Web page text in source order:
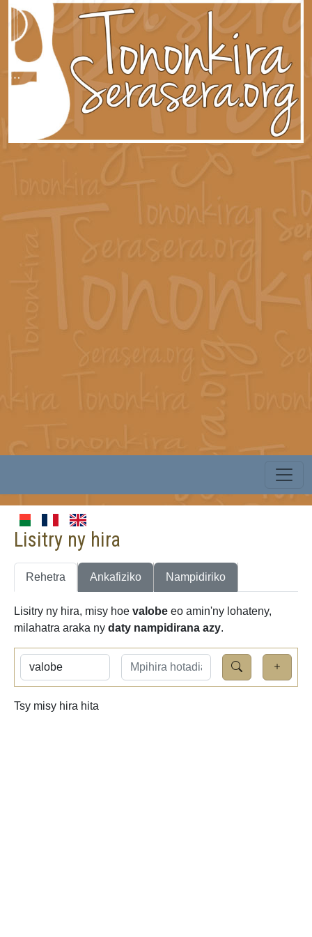
Lisitry ny hira
Rehetra Ankafiziko Nampidiriko
Lisitry ny hira, misy hoe valobe eo amin'ny lohateny,
milahatra araka ny daty nampidirana azy.
Tsy misy hira hita